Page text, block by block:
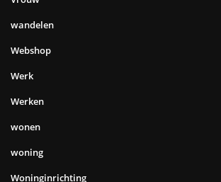
wandelen
Webshop
Werk
Werken
wonen
woning
Woninginrichting